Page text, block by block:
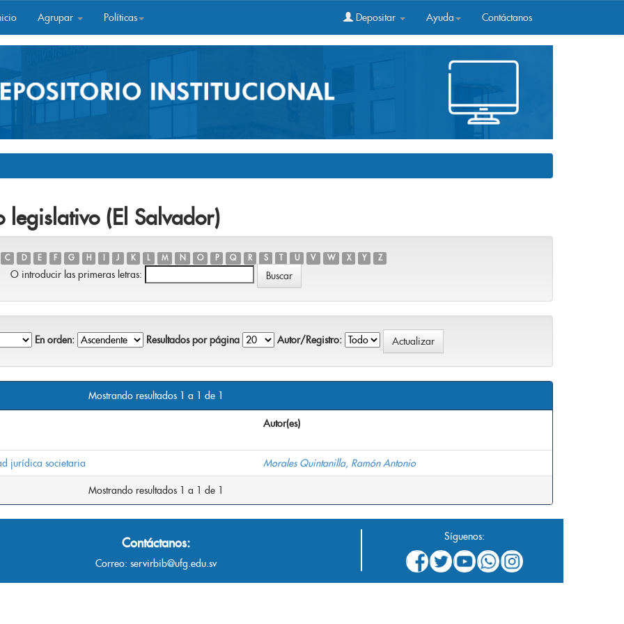
Agrupar Políticas Depositar Ayuda Contáctanos
legislativo (El Salvador)
C D E F G H J K L M N O P Q R S T U V W X Y Z
O introducir las primeras letras:
En orden: Resultados por página Autor/Registro:
Mostrando resultados 1 a 1 de 1
Autor(es)
jurídica societaria Morales Quintanilla, Ramón Antonio
Mostrando resultados 1 a 1 de 1
Contáctanos:
Correo: servirbib@ufg.edu.sv
Síguenos: